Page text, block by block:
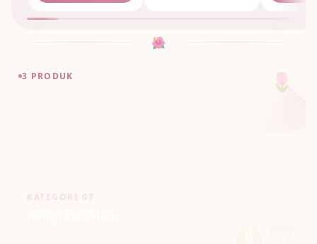
🌺
3 PRODUK 🌷
KATEGORI 07